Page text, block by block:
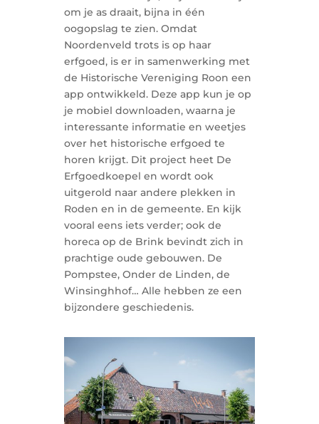
om je as draait, bijna in één
oogopslag te zien. Omdat
Noordenveld trots is op haar
erfgoed, is er in samenwerking met
de Historische Vereniging Roon een
app ontwikkeld. Deze app kun je op
je mobiel downloaden, waarna je
interessante informatie en weetjes
over het historische erfgoed te
horen krijgt. Dit project heet De
Erfgoedkoepel en wordt ook
uitgerold naar andere plekken in
Roden en in de gemeente. En kijk
vooral eens iets verder; ook de
horeca op de Brink bevindt zich in
prachtige oude gebouwen. De
Pompstee, Onder de Linden, de
Winsinghhof… Alle hebben ze een
bijzondere geschiedenis.